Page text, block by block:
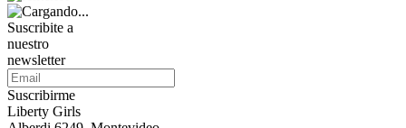
Suscribite a
nuestro
newsletter
Suscribirme
Liberty Girls